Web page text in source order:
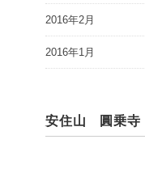
2016年2月
2016年1月
安住山 圓乗